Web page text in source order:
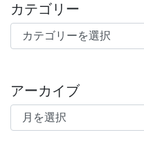
カテゴリー
カテゴリー
アーカイブ
アーカイブ